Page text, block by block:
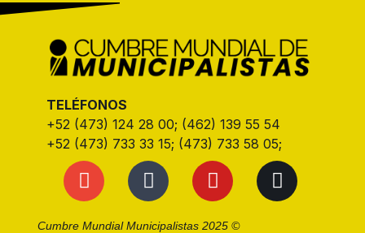
TELÉFONOS
+52 (473) 124 28 00; (462) 139 55 54
+52 (473) 733 33 15; (473) 733 58 05;
Cumbre Mundial Municipalistas 2025 ©